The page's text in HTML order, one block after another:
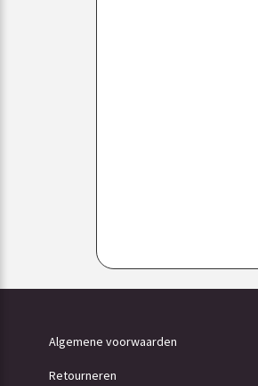
Algemene voorwaarden
Retourneren